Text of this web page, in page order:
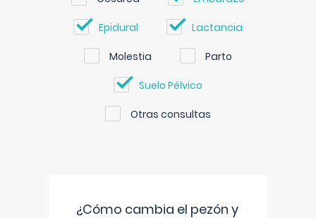
Epidural Lactancia
Molestia Parto
Suelo Pélvico
Otras consultas
¿Cómo cambia el pezón y